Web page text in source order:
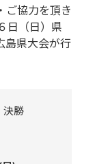
ご協力を頂き
日（日）県
島県大会が行
勝